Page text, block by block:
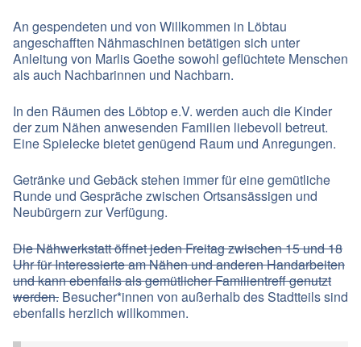
An gespendeten und von Willkommen in Löbtau
angeschafften Nähmaschinen betätigen sich unter
Anleitung von Marlis Goethe sowohl geflüchtete Menschen
als auch Nachbarinnen und Nachbarn.
In den Räumen des Löbtop e.V. werden auch die Kinder
der zum Nähen anwesenden Familien liebevoll betreut.
Eine Spielecke bietet genügend Raum und Anregungen.
Getränke und Gebäck stehen immer für eine gemütliche
Runde und Gespräche zwischen Ortsansässigen und
Neubürgern zur Verfügung.
DieNähwerkstattöffnet jeden Freitag zwischen 15 und 18
Uhr für Interessierte am Nähen und anderen Handarbeiten
und kann ebenfalls als gemütlicher Familientreff genutzt
werden. Besucher*innen von außerhalb des Stadtteils sind
ebenfalls herzlich willkommen.